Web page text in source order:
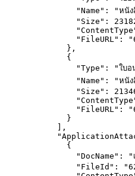
"Name" : "หนั
"Size" :
"FileURL" : "
},
{
"Type" : "ใบ
"Name" : "หนั
"Size" :
"FileURL" : "
}
],
{
"DocName" : "
"FileId" : "